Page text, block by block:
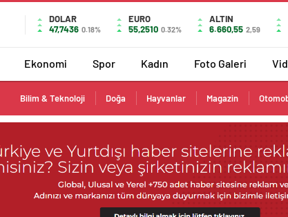
DOLAR
47,7436 0.18%
EURO
55,2510 0.32%
ALTIN
6.660,55 2,59
Ekonomi Spor Kadın Foto Galeri
Bilim & Teknoloji Doğa Hayvanlar Magazin